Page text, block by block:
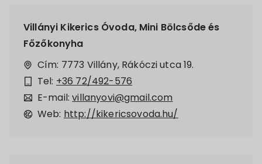
Villányi Kikerics Óvoda, Mini Bölcsőde és
Főzőkonyha
Cím: 7773 Villány, Rákóczi utca 19.
Tel: +36 72/492-576
E-mail:villanyovi@gmail.com
Web: http://kikericsovoda.hu/